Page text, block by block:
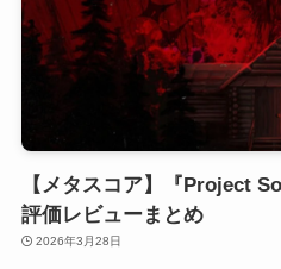
【メタスコア】『Project
評価レビューまとめ
2026年3月28日